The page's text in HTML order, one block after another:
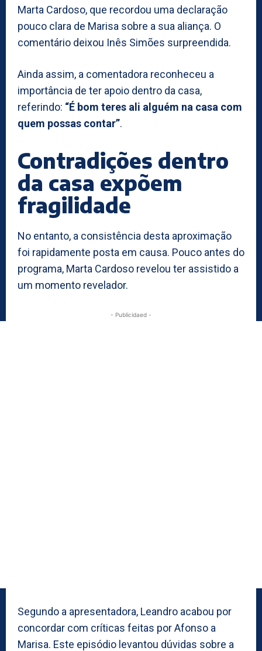
Marta Cardoso, que recordou uma declaração
pouco clara de Marisa sobre a sua aliança. O
comentário deixou Inês Simões surpreendida.
Ainda assim, a comentadora reconheceu a
importância de ter apoio dentro da casa,
referindo: “É bom teres ali alguém na casa com
quem possas contar”.
Contradições dentro
da casa expõem
fragilidade
No entanto, a consistência desta aproximação
foi rapidamente posta em causa. Pouco antes do
programa, Marta Cardoso revelou ter assistido a
um momento revelador.
- Publicidaed -
Segundo a apresentadora, Leandro acabou por
concordar com críticas feitas por Afonso a
Marisa. Este episódio levantou dúvidas sobre a